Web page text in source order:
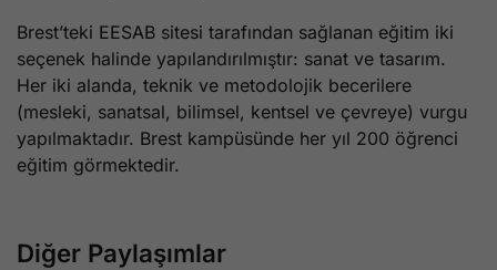
Brest’teki EESAB sitesi tarafından sağlanan eğitim iki
seçenek halinde yapılandırılmıştır: sanat ve tasarım.
Her iki alanda, teknik ve metodolojik becerilere
(mesleki, sanatsal, bilimsel, kentsel ve çevreye) vurgu
yapılmaktadır. Brest kampüsünde her yıl 200 öğrenci
eğitim görmektedir.
Diğer Paylaşımlar